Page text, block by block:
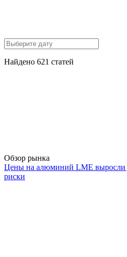
Найдено 621 статей
Обзор рынка
Цены на алюминий LME выросли
риски